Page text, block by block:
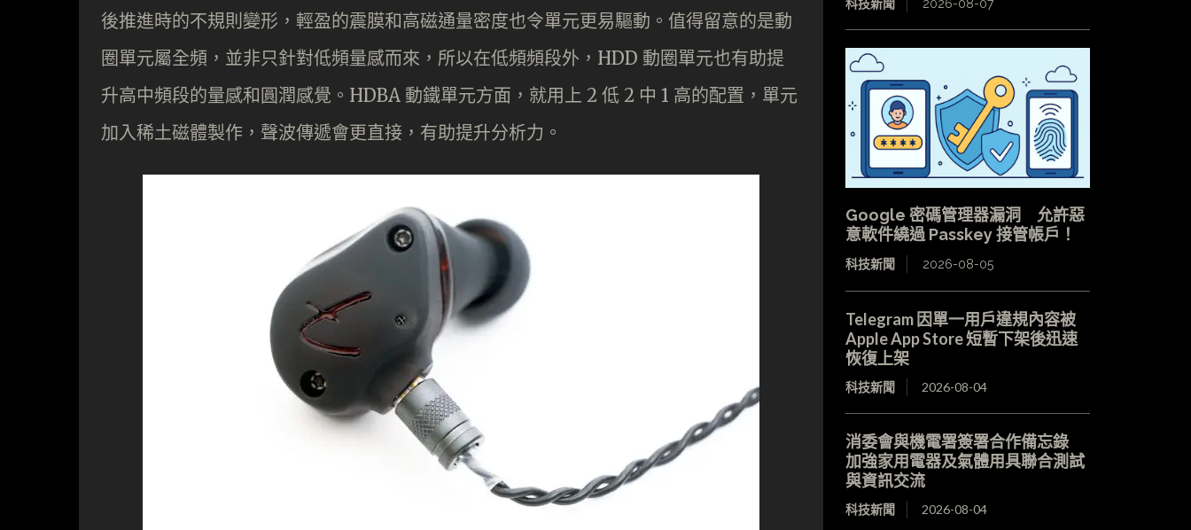
後推進時的不規則變形，輕盈的震膜和高磁通量密度也令單元更易驅動。值得留意的是動
圈單元屬全頻，並非只針對低頻量感而來，所以在低頻頻段外，HDD 動圈單元也有助提
升高中頻段的量感和圓潤感覺。HDBA 動鐵單元方面，就用上 2 低 2 中 1 高的配置，單元
加入稀土磁體製作，聲波傳遞會更直接，有助提升分析力。
科技新聞 2026-08-07
Google 密碼管理器漏洞 允許惡
意軟件繞過 Passkey 接管帳戶！
科技新聞 2026-08-05
Telegram 因單一用戶違規內容被
Apple App Store 短暫下架後迅速
恢復上架
科技新聞 2026-08-04
消委會與機電署簽署合作備忘錄
加強家用電器及氣體用具聯合測試
與資訊交流
科技新聞 2026-08-04